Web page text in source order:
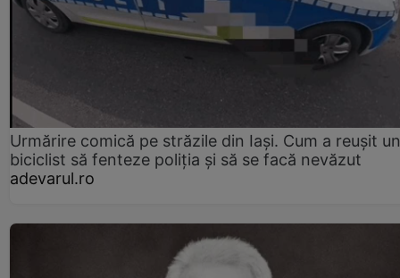
Urmărire comică pe străzile din Iași. Cum a reușit un
biciclist să fenteze poliția și să se facă nevăzut
adevarul.ro